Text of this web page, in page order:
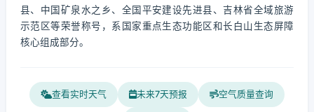
县、中国矿泉水之乡、全国平安建设先进县、吉林省全域旅游
示范区等荣誉称号，系国家重点生态功能区和长白山生态屏障
核心组成部分。
查看实时天气 未来7天预报 空气质量查询